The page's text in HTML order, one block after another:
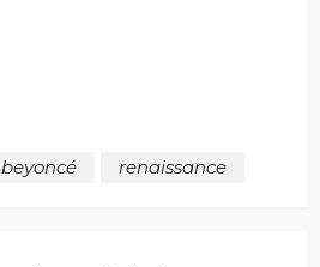
beyoncé renaissance